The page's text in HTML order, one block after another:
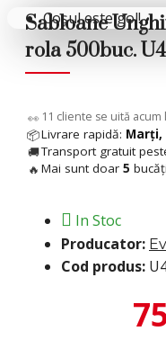
Coșul este gol!
Sabloane
rola 500buc.
👀 9 cliente se uită acum
📦Livrare rapidă: Marți,
🚚Transport gratuit
🔥 Mai sunt doar 5
In Stoc
Producator:
Cod produs: